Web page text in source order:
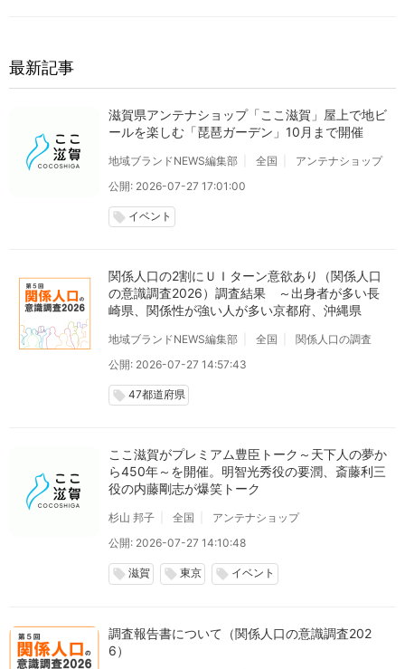
最新記事
滋賀県アンテナショップ「ここ滋賀」屋上で地ビ
ールを楽しむ「琵琶ガーデン」10月まで開催
地域ブランドNEWS編集部 全国
アンテナショップ
公開: 2026-07-27 17:01:00
local_offer イベント
関係人口の2割にＵＩターン意欲あり（関係人口
の意識調査2026）調査結果 ～出身者が多い長
崎県、関係性が強い人が多い京都府、沖縄県
地域ブランドNEWS編集部 全国
関係人口の調査
公開: 2026-07-27 14:57:43
local_offer 47都道府県
ここ滋賀がプレミアム豊臣トーク～天下人の夢か
ら450年～を開催。明智光秀役の要潤、斎藤利三
役の内藤剛志が爆笑トーク
杉山 邦子 全国
アンテナショップ
公開: 2026-07-27 14:10:48
local_offer 滋賀 local_offer 東京 local_offer イベント
調査報告書について（関係人口の意識調査202
6）